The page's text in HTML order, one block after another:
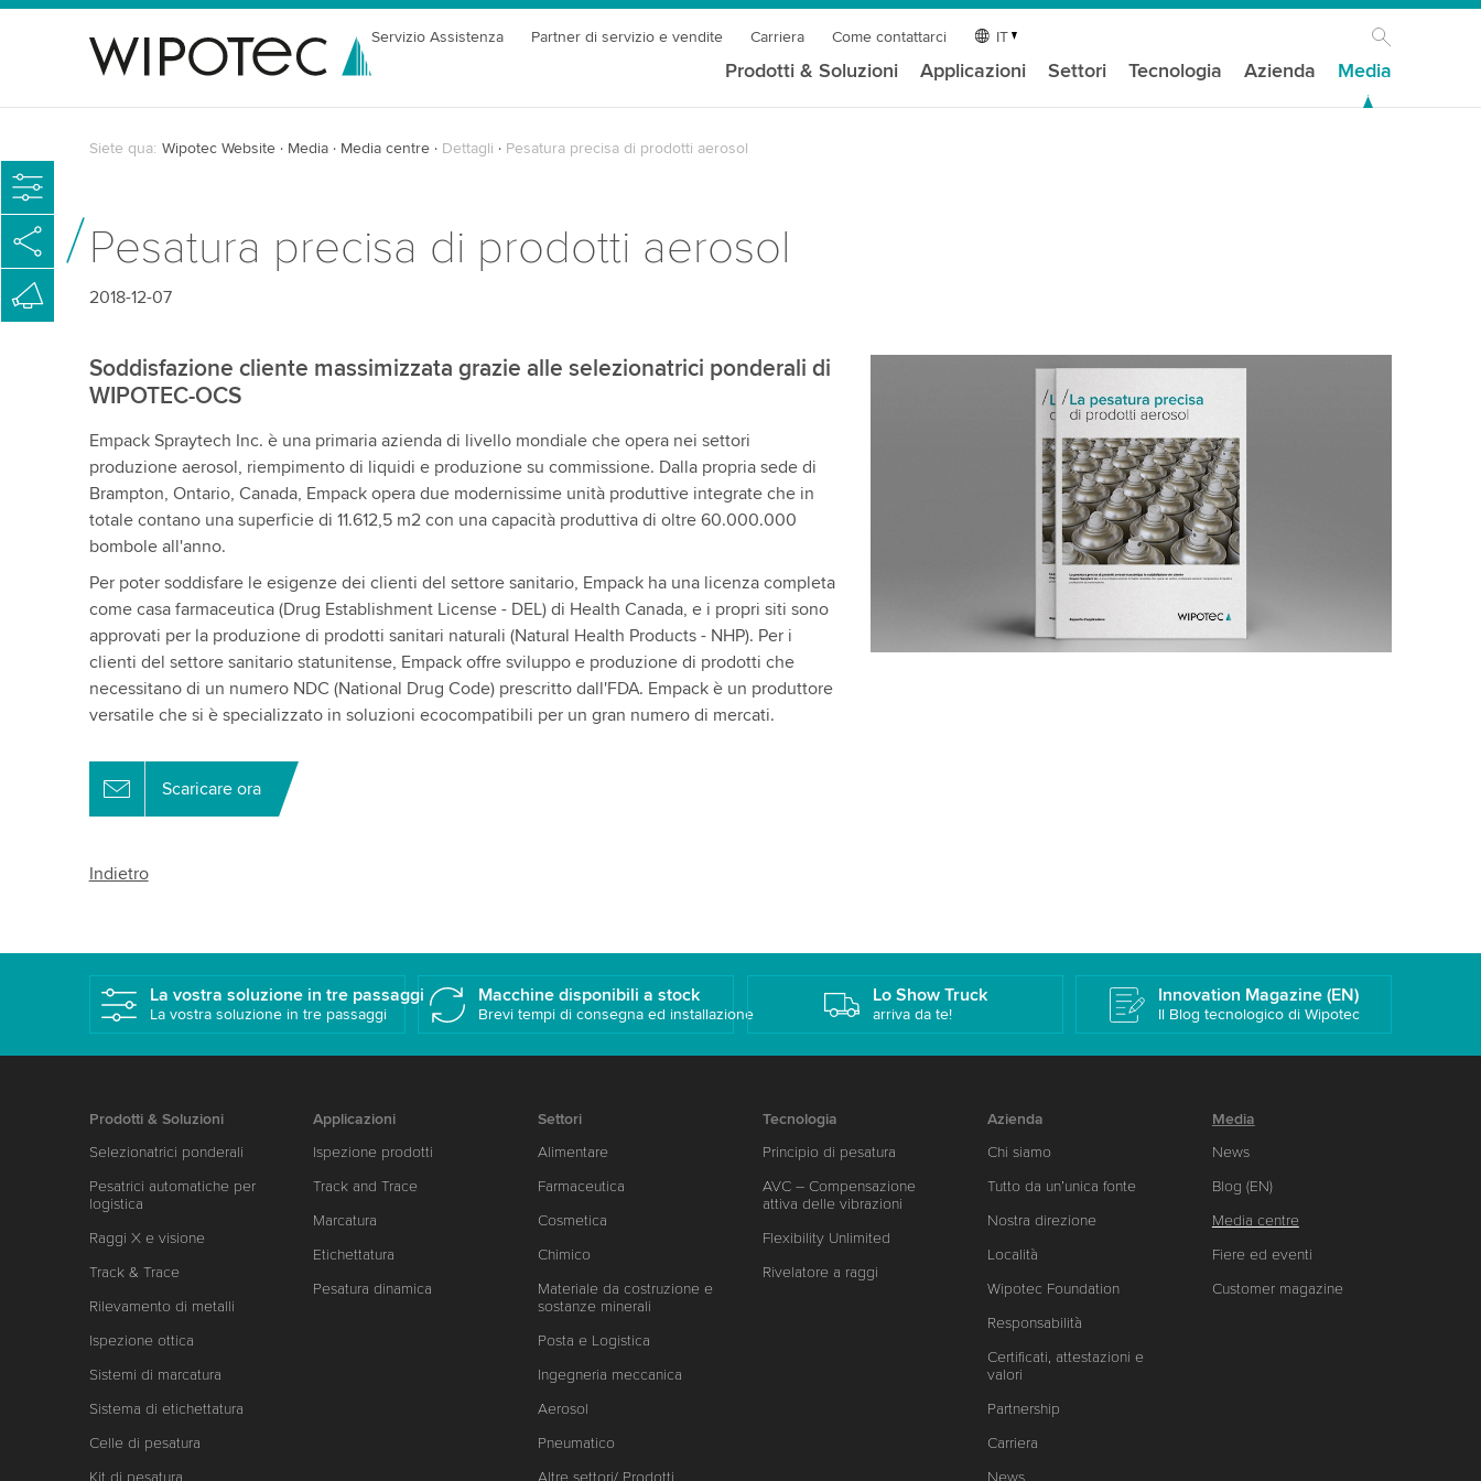
Servizio Assistenza Partner di servizio e vendite Carriera Come contattarci IT
Prodotti & Soluzioni Applicazioni Settori Tecnologia Azienda Media
Siete qua: Wipotec Website Media Media centre Dettagli Pesatura precisa di prodotti aerosol
Pesatura precisa di prodotti aerosol
2018-12-07
Soddisfazione cliente massimizzata grazie alle selezionatrici ponderali di
WIPOTEC-OCS
Empack Spraytech Inc. è una primaria azienda di livello mondiale che opera nei settori
produzione aerosol, riempimento di liquidi e produzione su commissione. Dalla propria sede di
Brampton, Ontario, Canada, Empack opera due modernissime unità produttive integrate che in
totale contano una superficie di 11.612,5 m2 con una capacità produttiva di oltre 60.000.000
bombole all'anno.
Per poter soddisfare le esigenze dei clienti del settore sanitario, Empack ha una licenza completa
come casa farmaceutica (Drug Establishment License - DEL) di Health Canada, e i propri siti sono
approvati per la produzione di prodotti sanitari naturali (Natural Health Products - NHP). Per i
clienti del settore sanitario statunitense, Empack offre sviluppo e produzione di prodotti che
necessitano di un numero NDC (National Drug Code) prescritto dall'FDA. Empack è un produttore
versatile che si è specializzato in soluzioni ecocompatibili per un gran numero di mercati.
Scaricare ora
Indietro
La vostra soluzione in tre passaggi
La vostra soluzione in tre passaggi
Macchine disponibili a stock
Brevi tempi di consegna ed installazione
Lo Show Truck
arriva da te!
Innovation Magazine (EN)
Il Blog tecnologico di Wipotec
Prodotti & Soluzioni
Selezionatrici ponderali
Pesatrici automatiche per
logistica
Raggi X e visione
Track & Trace
Rilevamento di metalli
Ispezione ottica
Sistemi di marcatura
Sistema di etichettatura
Celle di pesatura
Kit di pesatura
Applicazioni
Ispezione prodotti
Track and Trace
Marcatura
Etichettatura
Pesatura dinamica
Settori
Alimentare
Farmaceutica
Cosmetica
Chimico
Materiale da costruzione e
sostanze minerali
Posta e Logistica
Ingegneria meccanica
Aerosol
Pneumatico
Altre settori/ Prodotti
Tecnologia
Principio di pesatura
AVC – Compensazione
attiva delle vibrazioni
Flexibility Unlimited
Rivelatore a raggi
Azienda
Chi siamo
Tutto da un’unica fonte
Nostra direzione
Località
Wipotec Foundation
Responsabilità
Certificati, attestazioni e
valori
Partnership
Carriera
News
Media
News
Blog (EN)
Media centre
Fiere ed eventi
Customer magazine